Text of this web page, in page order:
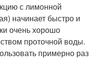
с лимонной
начинает быстро и
очень хорошо
проточной воды.
примерно раз